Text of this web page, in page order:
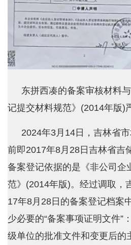
东拼西凑的备案审核材料
记提交材料规范》(2014年版)
2024年3月14日，吉林省
前即2017年8月28日吉林省吉
备案登记依据的是《非公司企
范》(2014年版)。经过调取，
17年8月28日的备案登记档案
少必要的“备案事项证明文件”
级单位的批准文件和变更后的